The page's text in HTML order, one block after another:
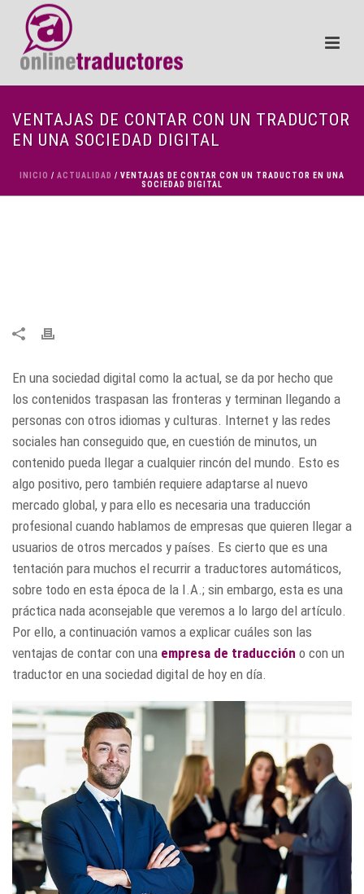
VENTAJAS DE CONTAR CON UN TRADUCTOR
EN UNA SOCIEDAD DIGITAL
INICIO / ACTUALIDAD / VENTAJAS DE CONTAR CON UN TRADUCTOR EN UNA
SOCIEDAD DIGITAL
En una sociedad digital como la actual, se da por hecho que
los contenidos traspasan las fronteras y terminan llegando a
personas con otros idiomas y culturas. Internet y las redes
sociales han conseguido que, en cuestión de minutos, un
contenido pueda llegar a cualquier rincón del mundo. Esto es
algo positivo, pero también requiere adaptarse al nuevo
mercado global, y para ello es necesaria una traducción
profesional cuando hablamos de empresas que quieren llegar a
usuarios de otros mercados y países. Es cierto que es una
tentación para muchos el recurrir a traductores automáticos,
sobre todo en esta época de la I.A.; sin embargo, esta es una
práctica nada aconsejable que veremos a lo largo del artículo.
Por ello, a continuación vamos a explicar cuáles son las
ventajas de contar con una empresa de traducción o con un
traductor en una sociedad digital de hoy en día.